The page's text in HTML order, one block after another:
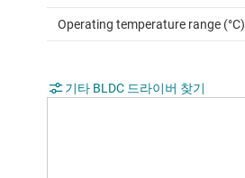
Operating temperature range (°C)
기타 BLDC 드라이버 찾기